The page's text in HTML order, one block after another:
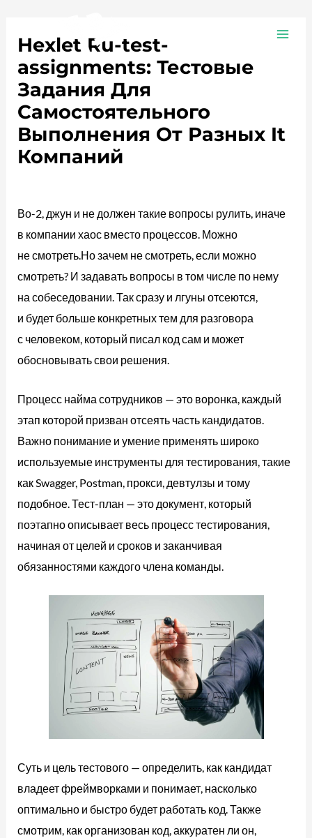
contenido
Hexlet Ru-test-
assignments: Тестовые
Задания Для
Самостоятельного
Выполнения От Разных It
Компаний
Во-2, джун и не должен такие вопросы рулить, иначе
в компании хаос вместо процессов. Можно
не смотреть.Но зачем не смотреть, если можно
смотреть? И задавать вопросы в том числе по нему
на собеседовании. Так сразу и лгуны отсеются,
и будет больше конкретных тем для разговора
с человеком, который писал код сам и может
обосновывать свои решения.
Процесс найма сотрудников — это воронка, каждый
этап которой призван отсеять часть кандидатов.
Важно понимание и умение применять широко
используемые инструменты для тестирования, такие
как Swagger, Postman, прокси, девтулзы и тому
подобное. Тест-план — это документ, который
поэтапно описывает весь процесс тестирования,
начиная от целей и сроков и заканчивая
обязанностями каждого члена команды.
Суть и цель тестового — определить, как кандидат
владеет фреймворками и понимает, насколько
оптимально и быстро будет работать код. Также
смотрим, как организован код, аккуратен ли он,
entradas